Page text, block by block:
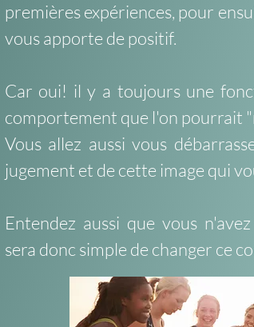
premières expériences, pour
vous apporte de positif.
Car oui! il y a toujours une
comportement que l'on pourrait
Vous allez aussi vous
jugement et de cette image qui
Entendez aussi que vous
sera donc simple de changer ce